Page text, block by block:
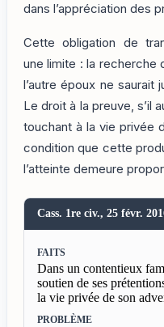
dans l’appréciation des
Cette obligation de
une limite : la recherche
l’autre époux ne saurait
Le droit à la preuve, s’il
touchant à la vie privée
condition que cette
l’atteinte demeure
Cass. 1re civ., 25 févr.
FAITS
Dans un contentieux
soutien de ses
la vie privée de son
PROBLÈME